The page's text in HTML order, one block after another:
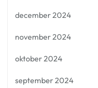
december 2024
november 2024
oktober 2024
september 2024